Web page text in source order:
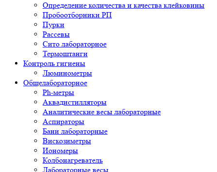
Определение количества и качества клейковины
Пробоотборники РП
Пурки
Рассевы
Сито лабораторное
Термоштанги
Контроль гигиены
Люминометры
Общелабораторное
Ph-метры
Аквадистилляторы
Аналитические весы лабораторные
Аспираторы
Бани лабораторные
Вискозиметры
Иономеры
Колбонагреватель
Лабораторные весы